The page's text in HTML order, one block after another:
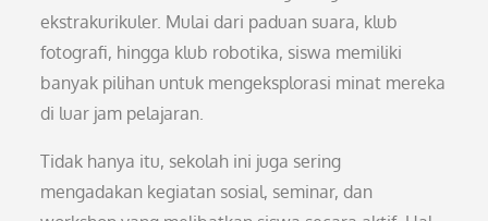
ekstrakurikuler. Mulai dari paduan suara, klub
fotografi, hingga klub robotika, siswa memiliki
banyak pilihan untuk mengeksplorasi minat mereka
di luar jam pelajaran.
Tidak hanya itu, sekolah ini juga sering
mengadakan kegiatan sosial, seminar, dan